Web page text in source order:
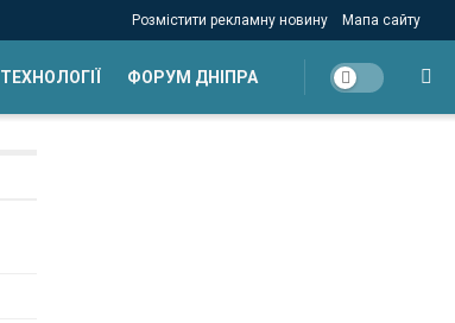
Розмістити рекламну новину Мапа сайту
ТЕХНОЛОГІЇ ФОРУМ ДНІПРА